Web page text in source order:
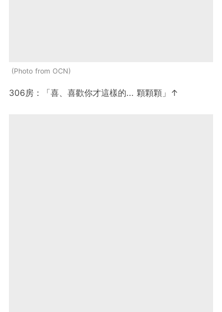
Photo from OCN
306房：「喜、喜歡你才這樣的... 顆顆顆」↑